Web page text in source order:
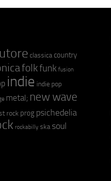
classica country
folkfunk fusion
indie indie pop
metal; new wave
rock prog psichedelia
rockabilly ska soul